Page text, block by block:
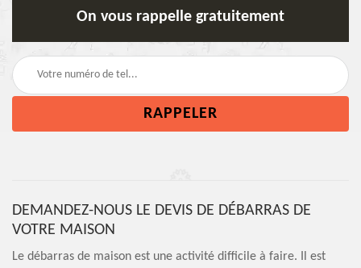
On vous rappelle gratuitement
DEMANDEZ-NOUS LE DEVIS DE DÉBARRAS DE
VOTRE MAISON
Le débarras de maison est une activité difficile à faire. Il est